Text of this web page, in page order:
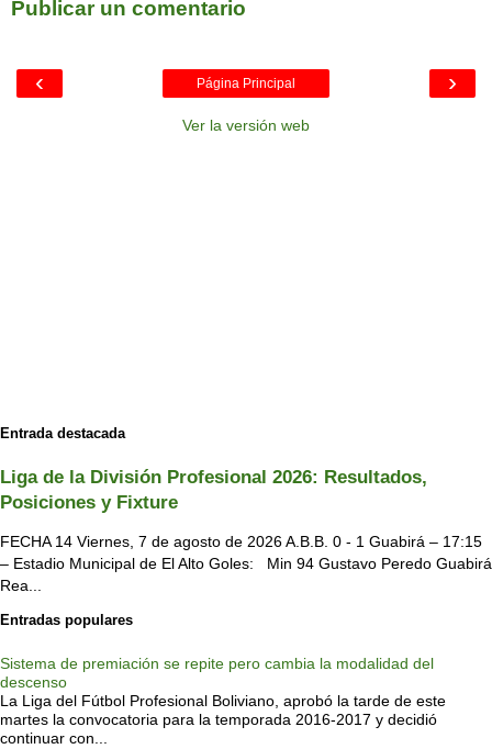
Publicar un comentario
‹ ›
Página Principal
Ver la versión web
Entrada destacada
Liga de la División Profesional 2026: Resultados,
Posiciones y Fixture
FECHA 14 Viernes, 7 de agosto de 2026 A.B.B. 0 - 1 Guabirá – 17:15
– Estadio Municipal de El Alto Goles: Min 94 Gustavo Peredo Guabirá
Rea...
Entradas populares
Sistema de premiación se repite pero cambia la modalidad del
descenso
La Liga del Fútbol Profesional Boliviano, aprobó la tarde de este
martes la convocatoria para la temporada 2016-2017 y decidió
continuar con...